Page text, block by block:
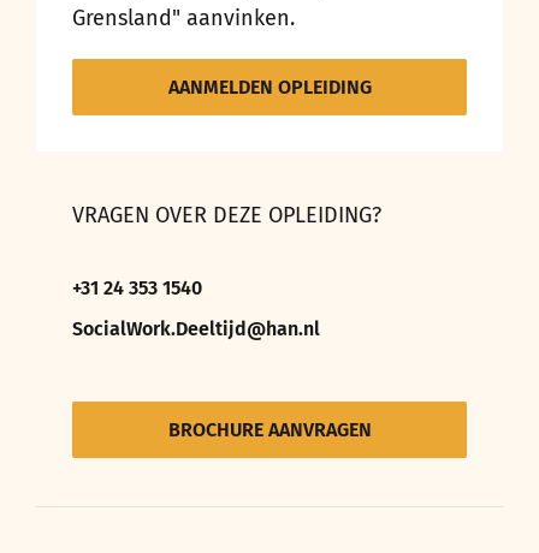
Grensland" aanvinken.
AANMELDEN OPLEIDING
VRAGEN OVER DEZE OPLEIDING?
+31 24 353 1540
SocialWork.Deeltijd@han.nl
BROCHURE AANVRAGEN